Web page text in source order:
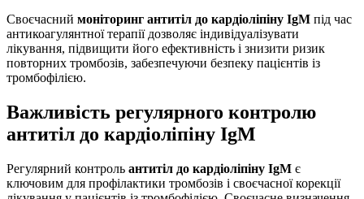
Своєчасний моніторинг антитіл до кардіоліпіну IgM під час
антикоагулянтної терапії дозволяє індивідуалізувати
лікування, підвищити його ефективність і знизити ризик
повторних тромбозів, забезпечуючи безпеку пацієнтів із
тромбофілією.
Важливість регулярного контролю
антитіл до кардіоліпіну IgM
Регулярний контроль антитіл до кардіоліпіну IgM є
ключовим для профілактики тромбозів і своєчасної корекції